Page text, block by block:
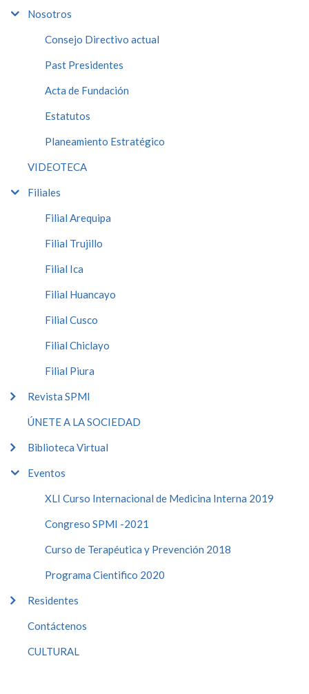
Nosotros
Consejo Directivo actual
Past Presidentes
Acta de Fundación
Estatutos
Planeamiento Estratégico
VIDEOTECA
Filiales
Filial Arequipa
Filial Trujillo
Filial Ica
Filial Huancayo
Filial Cusco
Filial Chiclayo
Filial Piura
Revista SPMI
ÚNETE A LA SOCIEDAD
Biblioteca Virtual
Eventos
XLI Curso Internacional de Medicina Interna 2019
Congreso SPMI -2021
Curso de Terapéutica y Prevención 2018
Programa Cientifico 2020
Residentes
Contáctenos
CULTURAL